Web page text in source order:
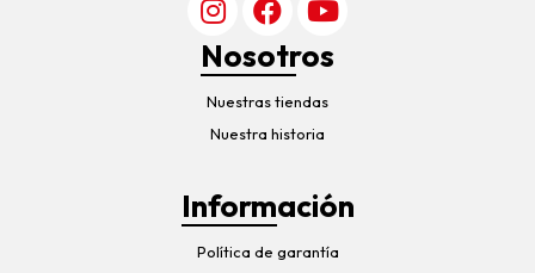
Nosotros
Nuestras tiendas
Nuestra historia
Información
Política de garantía